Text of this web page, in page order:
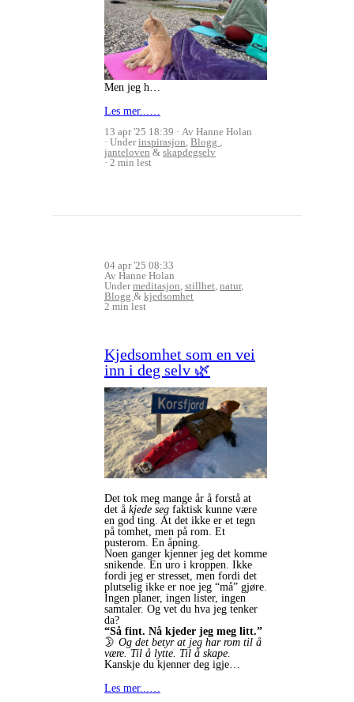
Men jeg h…
Les mer...…
13 apr '25 18:39
Av Hanne Holan
Underinspirasjon Blogg
janteloven& skapdegselv
2 min lest
04 apr '25 08:33
Av Hanne Holan
Undermeditasjon stillhet natur,
Blogg & kjedsomhet
2 min lest
Kjedsomhet som en vei
inn i deg selv 🌿
Det tok meg mange år å forstå at
det å kjede seg faktisk kunne være
en god ting. At det ikke er et tegn
på tomhet, men på rom. Et
pusterom. En åpning.
Noen ganger kjenner jeg det komme
snikende. En uro i kroppen. Ikke
fordi jeg er stresset, men fordi det
plutselig ikke er noe jeg “må” gjøre.
Ingen planer, ingen lister, ingen
samtaler. Og vet du hva jeg tenker
da?
“Så fint. Nå kjeder jeg meg litt.”
🌛 Og det betyr at jeg har rom til å
være. Til å lytte. Til å skape.
Kanskje du kjenner deg igje…
Les mer...…